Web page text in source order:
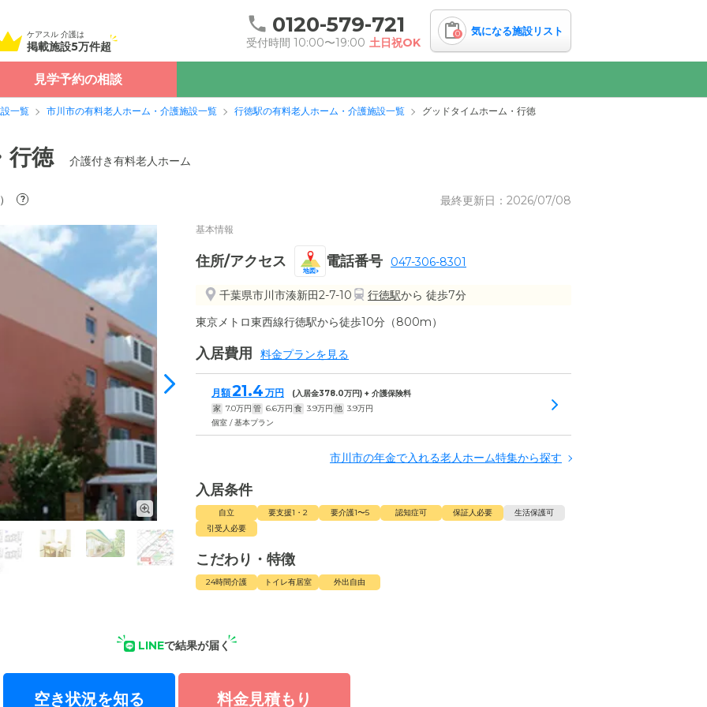
ケアスル 介護は
掲載施設5万件超
0120-579-721
受付時間 10:00〜19:00 土日祝OK
0 気になる施設リスト
見学予約の相談
一覧 市川市の有料老人ホーム・介護施設一覧 行徳駅の有料老人ホーム・介護施設一覧 グッドタイムホーム・行徳
行徳 介護付き有料老人ホーム
） ? 最終更新日：2026/07/08
基本情報
住所/アクセス
地図
電話番号 047-306-8301
千葉県市川市湊新田2-7-10 行徳駅から 徒歩7分
東京メトロ東西線行徳駅から徒歩10分（800m）
入居費用 料金プランを見る
月額21.4 万円 (入居金378.0万円) + 介護保険料
家 7.0万円 管 6.6万円 食 3.9万円 他 3.9万円
個室 / 基本プラン
市川市の年金で入れる老人ホーム特集から探す
入居条件
自立 要支援1・2 要介護1〜5 認知症可 保証人必要
生活保護可
引受人必要
こだわり・特徴
24時間介護 トイレ有居室 外出自由
LINEで結果が届く
空き状況を知る 料金見積もり